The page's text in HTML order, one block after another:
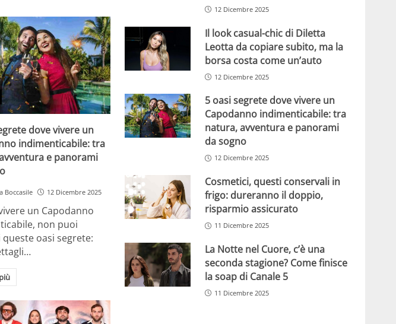
dove vivere un
indimenticabile: tra
e panorami
Boccasile 12 Dicembre 2025
un Capodanno
non puoi
oasi segrete:
12 Dicembre 2025
Il look casual-chic di Diletta
Leotta da copiare subito, ma la
borsa costa come un’auto
12 Dicembre 2025
5 oasi segrete dove vivere un
Capodanno indimenticabile: tra
natura, avventura e panorami
da sogno
12 Dicembre 2025
Cosmetici, questi conservali in
frigo: dureranno il doppio,
risparmio assicurato
11 Dicembre 2025
La Notte nel Cuore, c’è una
seconda stagione? Come finisce
la soap di Canale 5
11 Dicembre 2025